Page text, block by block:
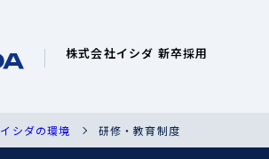
株式会社イシダ 新卒採用
イシダの環境 研修・教育制度